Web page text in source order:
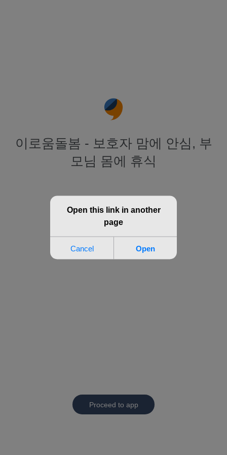
이로움돌봄 - 보호자 맘에 안심, 부
모님 몸에 휴식
Proceed to app